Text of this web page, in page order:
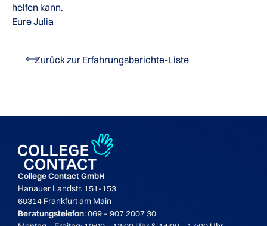
helfen kann.
Eure Julia
Zurück zur Erfahrungsberichte-Liste
College Contact GmbH
Hanauer Landstr. 151-153
60314 Frankfurt am Main
Beratungstelefon: 069 – 907 2007 30